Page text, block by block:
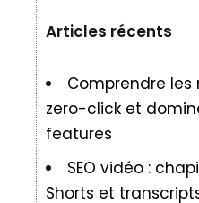
Articles récents
Comprendre les
zero-click et
features
SEO vidéo :
Shorts et